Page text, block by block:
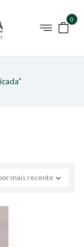
0
mais recente